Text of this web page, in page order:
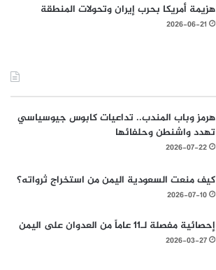
هزيمة أمريكا بحرب إيران وتحولات المنطقة
2026-06-21
هرمز وباب المندب.. تداعيات كابوس جيوسياسي
تهدد واشنطن وحلفائها
2026-07-22
كيف منعت السعودية اليمن من استخراج ثرواته؟
2026-07-10
إحصائية مفصلة لـ11 عاماً من العدوان على اليمن
2026-03-27